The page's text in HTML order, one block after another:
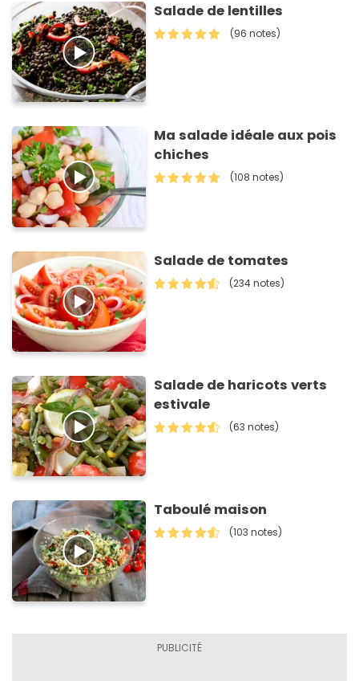
Salade de lentilles
(96 notes)
Ma salade idéale aux pois
chiches
(108 notes)
Salade de tomates
(234 notes)
Salade de haricots verts
estivale
(63 notes)
Taboulé maison
(103 notes)